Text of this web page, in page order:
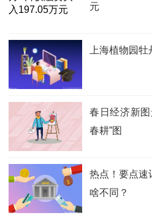
元
上海植物园
春日经济新
春耕”图
热点！要点速
啥不同？